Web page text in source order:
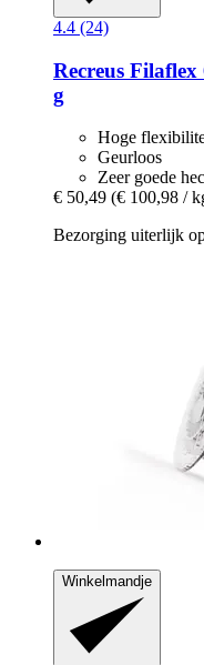
4.4 (24)
Recreus Filaflex
g
Hoge
Geurloos
Zeer goede
€ 50,49 (€ 100,98 /
Bezorging uiterlijk
Winkelmandje